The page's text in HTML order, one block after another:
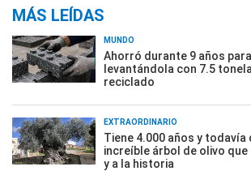
MÁS LEÍDAS
MUNDO
Ahorró durante 9 años
levantándola con 7.5
reciclado
EXTRAORDINARIO
Tiene 4.000 años y todavía
increíble árbol de olivo
y a la historia